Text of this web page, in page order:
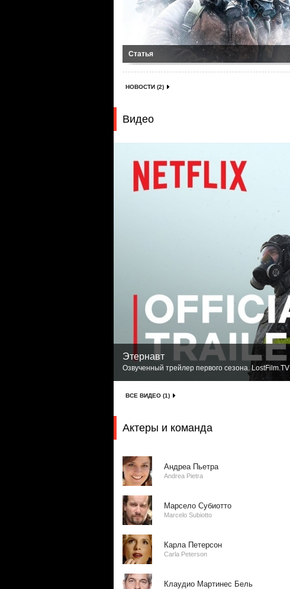
Статья
НОВОСТИ (2)
Видео
Этернавт
Озвученный трейлер первого сезона. LostFilm.TV
ВСЕ ВИДЕО (1)
Актеры и команда
Андреа Пьетра
Andrea Pietra
Марсело Субиотто
Marcelo Subiotto
Карла Петерсон
Carla Peterson
Клаудио Мартинес Бель